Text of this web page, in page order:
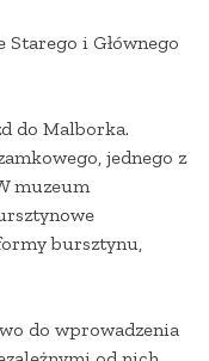
Starego i Głównego
do Malborka.
jednego z
muzeum
bursztynu,
do wprowadzenia